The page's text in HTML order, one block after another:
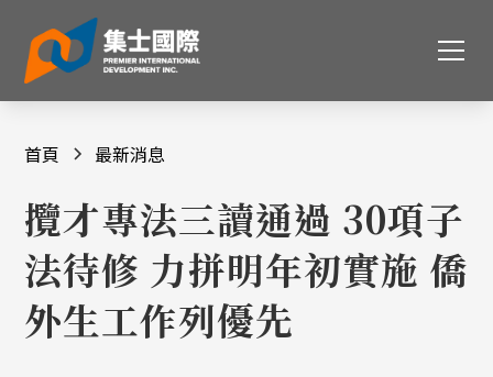
首頁 最新消息
攬才專法三讀通過 30項子
法待修 力拼明年初實施 僑
外生工作列優先